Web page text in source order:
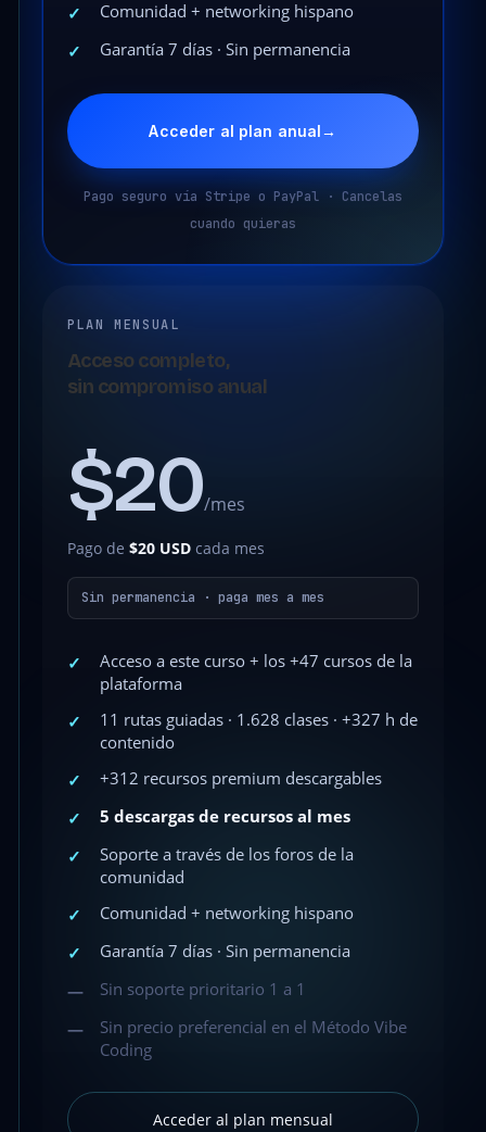
✓
Comunidad + networking hispano
✓
Garantía 7 días · Sin permanencia
Acceder al plan anual→
Pago seguro vía Stripe o PayPal · Cancelas
cuando quieras
PLAN MENSUAL
Acceso completo,
sin compromiso anual
$20/mes
Pago de $20 USDcada mes
Sin permanencia · paga mes a mes
✓
Acceso a este curso + los +47 cursos de la
plataforma
✓
11 rutas guiadas · 1.628 clases · +327 h de
contenido
✓
+312 recursos premium descargables
✓
5 descargas de recursos al mes
✓
Soporte a través de los foros de la
comunidad
✓
Comunidad + networking hispano
✓
Garantía 7 días · Sin permanencia
—
Sin soporte prioritario 1 a 1
—
Sin precio preferencial en el Método Vibe
Coding
Acceder al plan mensual